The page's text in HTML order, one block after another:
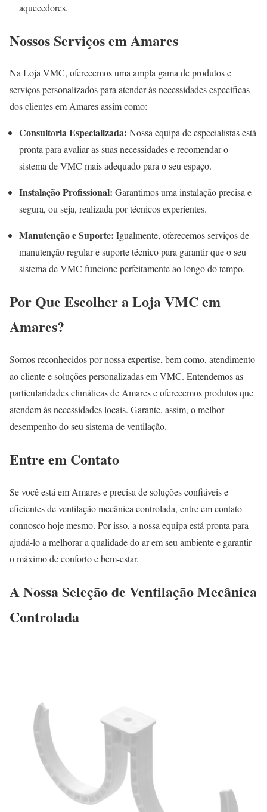
aquecedores.
Nossos Serviços em Amares
Na Loja VMC, oferecemos uma ampla gama de produtos e
serviços personalizados para atender às necessidades específicas
dos clientes em Amares assim como:
Consultoria Especializada: Nossa equipa de especialistas está
pronta para avaliar as suas necessidades e recomendar o
sistema de VMC mais adequado para o seu espaço.
Instalação Profissional: Garantimos uma instalação precisa e
segura, ou seja, realizada por técnicos experientes.
Manutenção e Suporte: Igualmente, oferecemos serviços de
manutenção regular e suporte técnico para garantir que o seu
sistema de VMC funcione perfeitamente ao longo do tempo.
Por Que Escolher a Loja VMC em
Amares?
Somos reconhecidos por nossa expertise, bem como, atendimento
ao cliente e soluções personalizadas em VMC. Entendemos as
particularidades climáticas de Amares e oferecemos produtos que
atendem às necessidades locais. Garante, assim, o melhor
desempenho do seu sistema de ventilação.
Entre em Contato
Se você está em Amares e precisa de soluções confiáveis e
eficientes de ventilação mecânica controlada, entre em contato
connosco hoje mesmo. Por isso, a nossa equipa está pronta para
ajudá-lo a melhorar a qualidade do ar em seu ambiente e garantir
o máximo de conforto e bem-estar.
A Nossa Seleção de Ventilação Mecânica
Controlada